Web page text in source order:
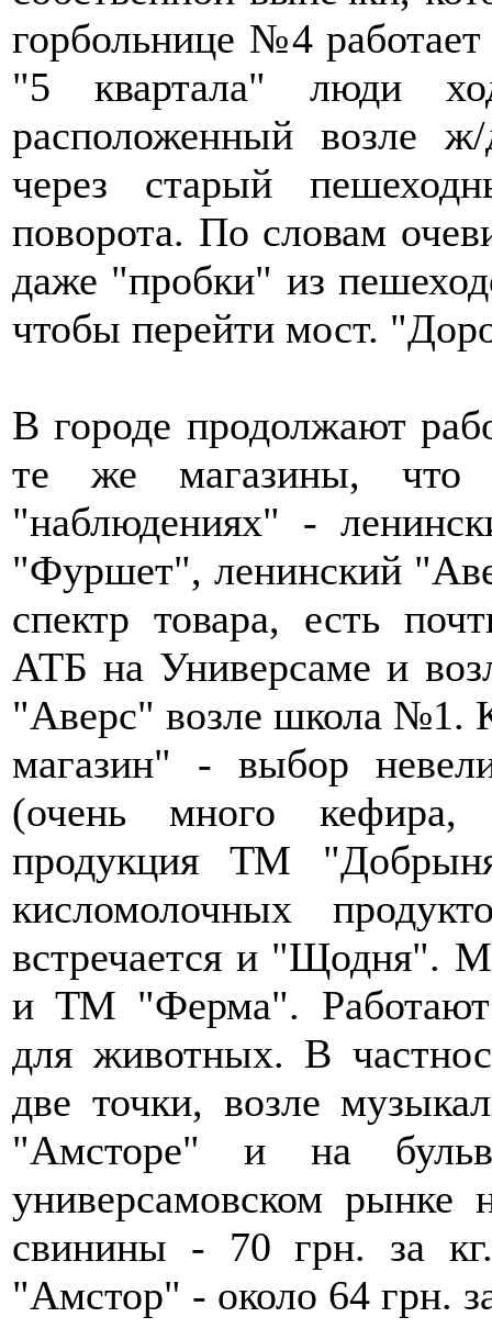
горбольнице №4
"5 квартала" люди
расположенный возле
через старый
поворота. По словам
даже "пробки" из
чтобы перейти мост.
В городе продолжают
те же магазины, что
"наблюдениях" -
"Фуршет", ленинский
спектр товара, есть
АТБ на Универсаме и
"Аверс" возле школа №1.
магазин" - выбор
(очень много
продукция ТМ
кисломолочных
встречается и "Щодня".
и ТМ "Ферма". Работают
для животных. В
две точки, возле
"Амсторе" и на
универсамовском рынке
свинины - 70 грн. за
"Амстор" - около 64 грн.